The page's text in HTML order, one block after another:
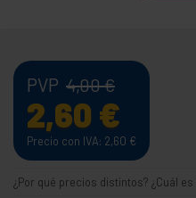
PVP 4,00€
2,60 €
Precio con IVA: 2,60 €
¿Por qué precios distintos? ¿Cuál es